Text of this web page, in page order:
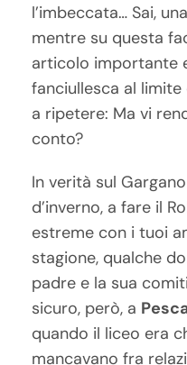
l’imbeccata… Sai,
mentre su questa
articolo importante
fanciullesca al
a ripetere: Ma vi
conto?
In verità sul
d’inverno, a fare il
estreme con i tuoi
stagione, qualche
padre e la sua
sicuro, però, a
quando il liceo era
mancavano fra